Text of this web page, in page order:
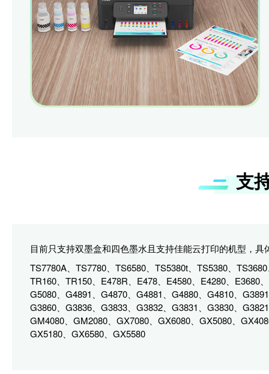
支
目前只支持双墨盒和四色墨水且支持佳能云打印的机型，具
TS7780A、TS7780、TS6580、TS5380t、TS5380、
TR160、TR150、E478R、E478、E4580、E4280、E3680
G5080、G4891、G4870、G4881、G4880、G4810、
G3860、G3836、G3833、G3832、G3831、G3830、
GM4080、GM2080、GX7080、GX6080、GX5080、
GX5180、GX6580、GX5580